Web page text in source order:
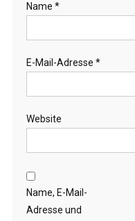
Name *
E-Mail-Adresse *
Website
Name, E-Mail-
Adresse und